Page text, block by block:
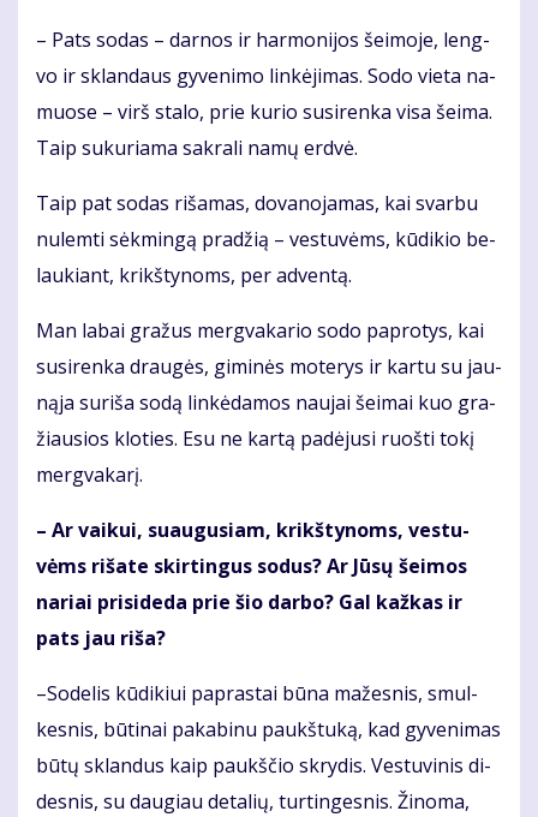
– Pats so­das – dar­nos ir har­mo­ni­jos šei­mo­je, leng­
vo ir sklan­daus gy­ve­ni­mo lin­kė­ji­mas. So­do vie­ta na­
muo­se – virš sta­lo, prie ku­rio su­si­ren­ka vi­sa šei­ma.
Taip su­ku­ria­ma sak­ra­li na­mų erd­vė.
Taip pat so­das ri­ša­mas, do­va­no­ja­mas, kai svar­bu
nu­lem­ti sėk­min­gą pra­džią – ves­tu­vėms, kū­di­kio be­
lau­kiant, krikš­ty­noms, per ad­ven­tą.
Man la­bai gra­žus merg­va­ka­rio so­do pa­pro­tys, kai
su­si­ren­ka drau­gės, gi­mi­nės mo­te­rys ir kar­tu su jau­
ną­ja su­ri­ša so­dą lin­kė­da­mos nau­jai šei­mai kuo gra­
žiau­sios klo­ties. Esu ne kar­tą pa­dė­ju­si ruoš­ti to­kį
merg­va­ka­rį.
– Ar vai­kui, su­au­gu­siam, krikš­ty­noms, ves­tu­
vėms ri­ša­te skir­tin­gus so­dus? Ar Jū­sų šei­mos
na­riai pri­si­de­da prie šio dar­bo? Gal kaž­kas ir
pats jau ri­ša?
–So­de­lis kū­di­kiui pa­pras­tai bū­na ma­žes­nis, smul­
kes­nis, bū­ti­nai pa­ka­bi­nu paukš­tu­ką, kad gy­ve­ni­mas
bū­tų sklan­dus kaip paukš­čio skry­dis. Ves­tu­vi­nis di­
des­nis, su dau­giau de­ta­lių, tur­tin­ges­nis. Ži­no­ma,